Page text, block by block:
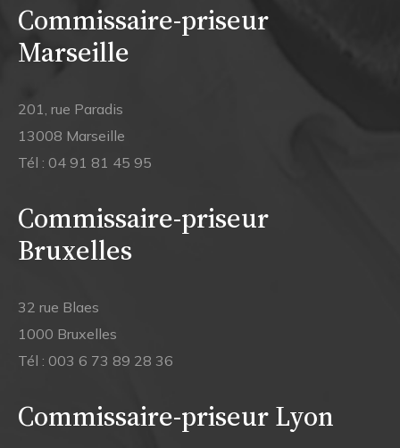
Commissaire-priseur
Marseille
201, rue Paradis
13008 Marseille
Tél : 04 91 81 45 95
Commissaire-priseur
Bruxelles
32 rue Blaes
1000 Bruxelles
Tél : 003 6 73 89 28 36
Commissaire-priseur Lyon